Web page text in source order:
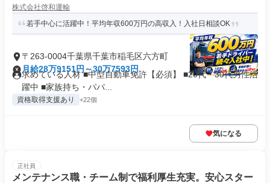
株式会社啓和運輸
若手中心に活躍中！平均年収600万円の高収入！入社日相談OK
〒263-0004千葉県千葉市稲毛区六方町
月給28万9151円～30万7593円
求めている人材 ■中型自動車免許【必須】 ■20代・30代男性活
躍中 ■家族持ち・パパ...
資格取得支援あり +22個
気になる
正社員
メンテナンス職・チーム制で福利厚生充実。安心スター